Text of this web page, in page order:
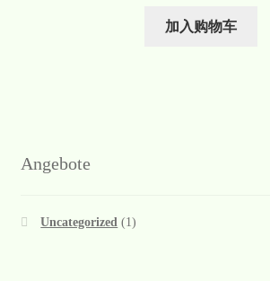
加入购物车
Angebote
Uncategorized (1)